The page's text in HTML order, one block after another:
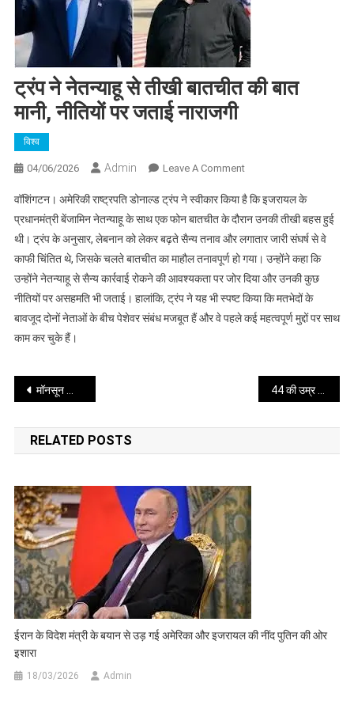
ट्रंप ने नेतन्याहू से तीखी बातचीत की बात
मानी, नीतियों पर जताई नाराजगी
विश्व
04/06/2026 Admin Leave A CommentOn
ने
नेतन्याहू
से
तीखी
बातचीत
की
बात
नाराजगी
वॉशिंगटन। अमेरिकी राष्ट्रपति डोनाल्ड ट्रंप ने स्वीकार किया है कि इजरायल के
प्रधानमंत्री बेंजामिन नेतन्याहू के साथ एक फोन बातचीत के दौरान उनकी तीखी बहस हुई
थी। ट्रंप के अनुसार, लेबनान को लेकर बढ़ते सैन्य तनाव और लगातार जारी संघर्ष से वे
काफी चिंतित थे, जिसके चलते बातचीत का माहौल तनावपूर्ण हो गया। उन्होंने कहा कि
उन्होंने नेतन्याहू से सैन्य कार्रवाई रोकने की आवश्यकता पर जोर दिया और उनकी कुछ
नीतियों पर असहमति भी जताई। हालांकि, ट्रंप ने यह भी स्पष्ट किया कि मतभेदों के
बावजूद दोनों नेताओं के बीच पेशेवर संबंध मजबूत हैं और वे पहले कई महत्वपूर्ण मुद्दों पर साथ
काम कर चुके हैं।
Post
navigation
मॉनसून की दस्तक से बदला मौसम, कई राज्यों में बारिश और आंधी का अलर्ट
RELATED POSTS
ईरान के विदेश मंत्री के बयान से उड़ गई अमेरिका और इजरायल की नींद पुतिन की ओर
इशारा
18/03/2026 Admin